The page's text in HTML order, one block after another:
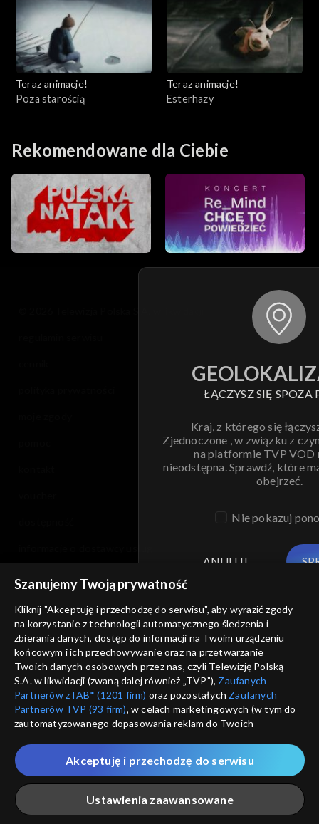
Teraz animacje!
Poza starością
Teraz animacje!
Esterhazy
Rekomendowane dla Ciebie
ŁĄCZYSZ SIĘ SPOZA
Kraj, z którego się
Zjednoczone , w związku z
na platformie TVP VOD
nieodstępna. Sprawdź, które
obejrzeć.
Nie pokazuj
ANULUJ
Szanujemy Twoją prywatność
Kliknij "Akceptuję i przechodzę do serwisu", aby wyrazić zgody
na korzystanie z technologii automatycznego śledzenia i
zbierania danych, dostęp do informacji na Twoim urządzeniu
końcowym i ich przechowywanie oraz na przetwarzanie
Twoich danych osobowych przez nas, czyli Telewizję Polską
S.A. w likwidacji (zwaną dalej również „TVP”), Zaufanych
Partnerów z IAB* (1201 firm) oraz pozostałych Zaufanych
Partnerów TVP (93 firm), w celach marketingowych (w tym do
zautomatyzowanego dopasowania reklam do Twoich
które wskazujemy poniżej, a także zgody na udostępnianie
przez nas identyfikatora PPID do Google.
Twoje dane osobowe zbierane podczas odwiedzania przez
Ciebie naszych
poszczególnych serwisówzwanych dalej
„Portalem”, w tym informacje zapisywane za pomocą
Ustawienia zaawansowane
Akceptuję i przechodzę do serwisu